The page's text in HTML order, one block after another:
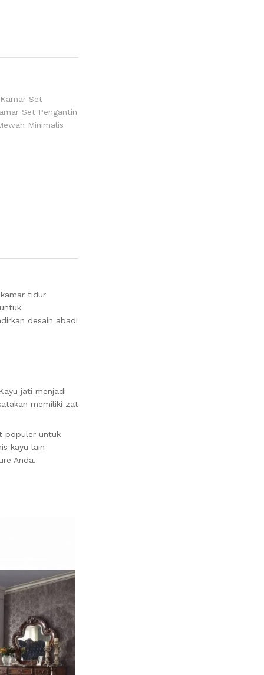
Kamar Set
Set Pengantin
Minimalis
tidur
desain abadi
jati menjadi
memiliki zat
populer untuk
kayu lain
Anda.